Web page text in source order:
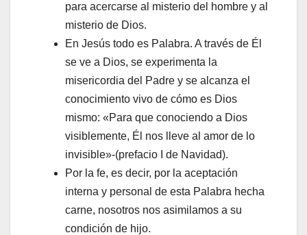
para acercarse al misterio del hombre y al
misterio de Dios.
En Jesús todo es Palabra. A través de Él
se ve a Dios, se experimenta la
misericordia del Padre y se alcanza el
conocimiento vivo de cómo es Dios
mismo: «Para que conociendo a Dios
visiblemente, Él nos lleve al amor de lo
invisible»-(prefacio I de Navidad).
Por la fe, es decir, por la aceptación
interna y personal de esta Palabra hecha
carne, nosotros nos asimilamos a su
condición de hijo.